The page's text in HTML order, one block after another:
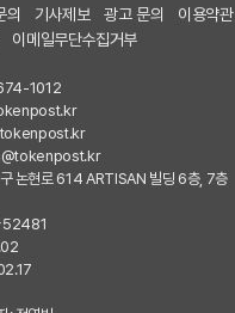
의 기사제보 광고 문의 이용약관
이메일무단수집거부
1012
논현로 614 ARTISAN 빌딩 6층, 7층
52481